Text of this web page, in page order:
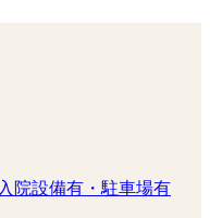
設備有・駐車場有